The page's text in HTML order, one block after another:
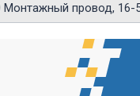
провод, 16-